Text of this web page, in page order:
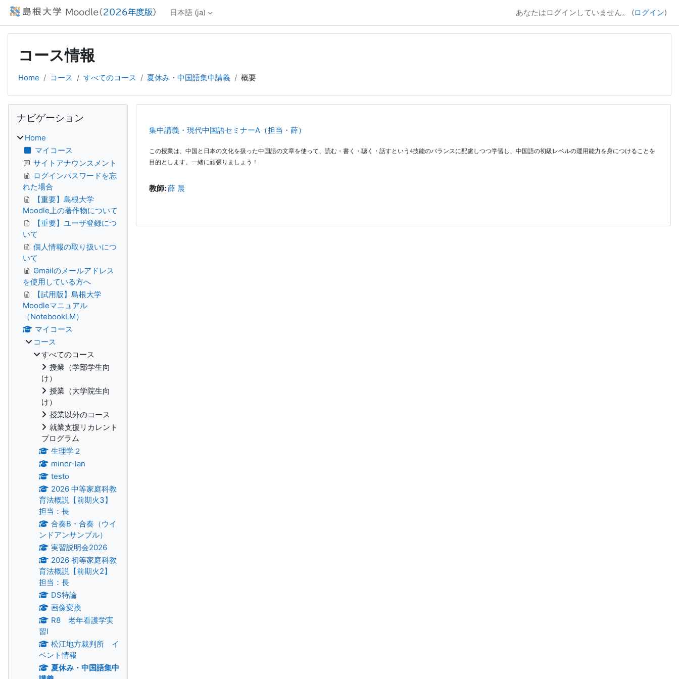
メインコンテンツへスキップする
日本語 ‎(ja)‎ あなたはログインしていません。 (ログイン)
コース情報
Home コース すべてのコース 夏休み・中国語集中講義 概要
集中講義・現代中国語セミナーA（担当・薛）
この授業は、中国と日本の文化を扱った中国語の文章を使って、読む・書く・聴く・話すという 4技能のバランスに配慮しつつ学習し、中国語の初級レベルの運用能力を身につけることを
目的とします。一緒に頑張りましょう！
教師:薛 晨
ブロック
ナビゲーション
Home
マイコース
サイトアナウンスメント
ログインパスワードを忘
れた場合
【重要】島根大学
Moodle上の著作物について
【重要】ユーザ登録につ
いて
個人情報の取り扱いにつ
いて
Gmailのメールアドレス
を使用している方へ
【試用版】島根大学
Moodleマニュアル
（NotebookLM）
マイコース
コース
すべてのコース
授業（学部学生向
け）
授業（大学院生向
け）
授業以外のコース
就業支援リカレント
プログラム
生理学２
minor-lan
testo
2026 中等家庭科教
育法概説【前期火3】
担当：長
合奏B・合奏（ウイ
ンドアンサンブル）
実習説明会2026
2026 初等家庭科教
育法概説【前期火2】
担当：長
DS特論
画像変換
R8 老年看護学実
習Ⅰ
松江地方裁判所 イ
ベント情報
夏休み・中国語集中